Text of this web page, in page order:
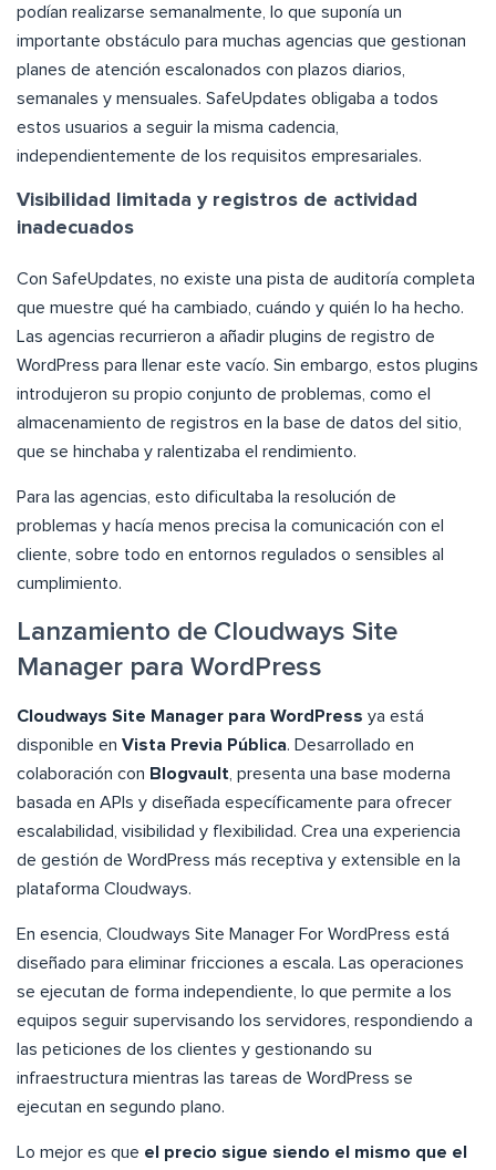
podían realizarse semanalmente, lo que suponía un
importante obstáculo para muchas agencias que gestionan
planes de atención escalonados con plazos diarios,
semanales y mensuales. SafeUpdates obligaba a todos
estos usuarios a seguir la misma cadencia,
independientemente de los requisitos empresariales.
Visibilidad limitada y registros de actividad
inadecuados
Con SafeUpdates, no existe una pista de auditoría completa
que muestre qué ha cambiado, cuándo y quién lo ha hecho.
Las agencias recurrieron a añadir plugins de registro de
WordPress para llenar este vacío. Sin embargo, estos plugins
introdujeron su propio conjunto de problemas, como el
almacenamiento de registros en la base de datos del sitio,
que se hinchaba y ralentizaba el rendimiento.
Para las agencias, esto dificultaba la resolución de
problemas y hacía menos precisa la comunicación con el
cliente, sobre todo en entornos regulados o sensibles al
cumplimiento.
Lanzamiento de Cloudways Site
Manager para WordPress
Cloudways Site Manager para WordPress ya está
disponible en Vista Previa Pública. Desarrollado en
colaboración con Blogvault , presenta una base moderna
basada en APIs y diseñada específicamente para ofrecer
escalabilidad, visibilidad y flexibilidad. Crea una experiencia
de gestión de WordPress más receptiva y extensible en la
plataforma Cloudways.
En esencia, Cloudways Site Manager For WordPress está
diseñado para eliminar fricciones a escala. Las operaciones
se ejecutan de forma independiente, lo que permite a los
equipos seguir supervisando los servidores, respondiendo a
las peticiones de los clientes y gestionando su
infraestructura mientras las tareas de WordPress se
ejecutan en segundo plano.
Lo mejor es que el precio sigue siendo el mismo que el